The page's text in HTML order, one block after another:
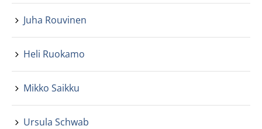
Juha Rouvinen
Heli Ruokamo
Mikko Saikku
Ursula Schwab